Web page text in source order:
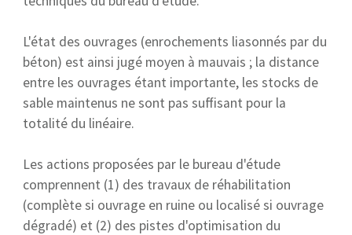
L'état des ouvrages (enrochements liasonnés par du
béton) est ainsi jugé moyen à mauvais ; la distance
entre les ouvrages étant importante, les stocks de
sable maintenus ne sont pas suffisant pour la
totalité du linéaire.
Les actions proposées par le bureau d'étude
comprennent (1) des travaux de réhabilitation
(complète si ouvrage en ruine ou localisé si ouvrage
dégradé) et (2) des pistes d'optimisation du